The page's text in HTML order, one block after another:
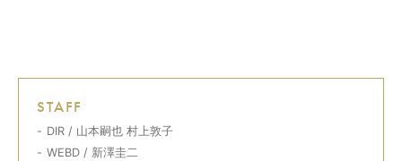
STAFF
DIR / 山本嗣也 村上敦子
WEBD / 新澤圭二